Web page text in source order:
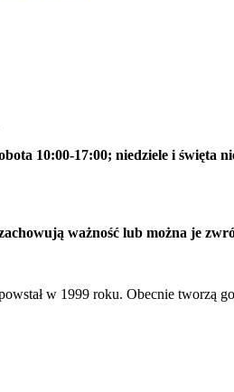
10:00-17:00; niedziele i święta
ważność lub można je
w 1999 roku. Obecnie tworzą